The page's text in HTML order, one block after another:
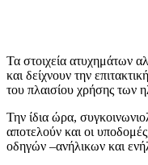
Τα στοιχεία ατυχημάτων
και δείχνουν την
του πλαισίου χρήσης των
Την ίδια ώρα,
αποτελούν και οι
οδηγών –ανήλικων και